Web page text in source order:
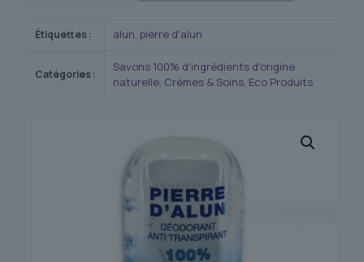
100%
naturelle
Étiquettes : alun, pierre d'alun
Catégories :
Savons 100% d'ingrédients d'origine
naturelle, Crèmes & Soins, Eco Produits